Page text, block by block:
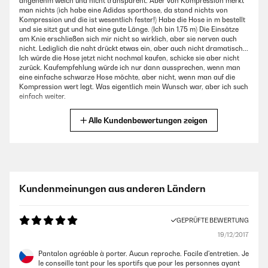
man nichts (ich habe eine Adidas sporthose, da stand nichts von
Kompression und die ist wesentlich fester!) Habe die Hose in m bestellt
und sie sitzt gut und hat eine gute Länge. (Ich bin 1,75 m) Die Einsätze
am Knie erschließen sich mir nicht so wirklich, aber sie nerven auch
nicht. Lediglich die naht drückt etwas ein, aber auch nicht dramatisch...
Ich würde die Hose jetzt nicht nochmal kaufen, schicke sie aber nicht
zurück. Kaufempfehlung würde ich nur dann aussprechen, wenn man
eine einfache schwarze Hose möchte, aber nicht, wenn man auf die
Kompression wert legt. Was eigentlich mein Wunsch war, aber ich such
einfach weiter.
Die Hose kam nach 3 Tagen an, ging also ganz fix.Obwohl ich die Hose
in M bestellt habe kam sie in L sitzt aber trotzdem sehr gut und
muss.
Alle Kundenbewertungen zeigen
Kundenmeinungen aus anderen Ländern
GEPRÜFTE BEWERTUNG
19/12/2017
Pantalon agréable à porter. Aucun reproche. Facile d'entretien. Je
le conseille tant pour les sportifs que pour les personnes ayant